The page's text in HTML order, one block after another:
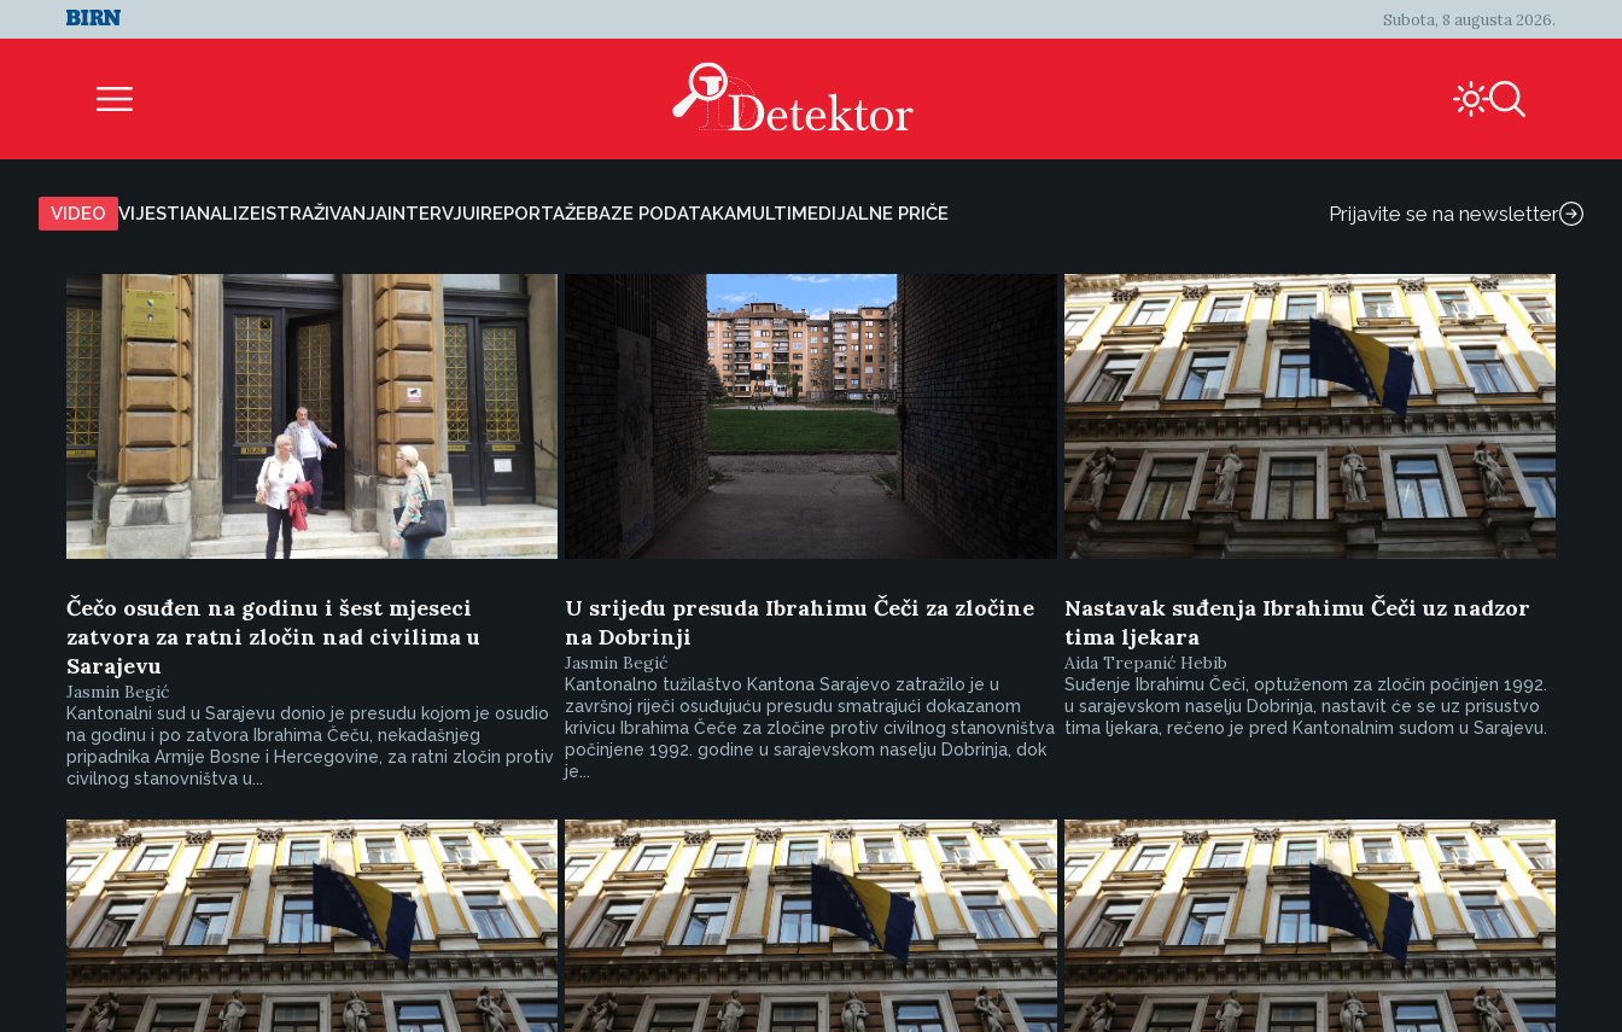
Subota, 8 augusta 2026.
VIDEO VIJESTIANALIZEISTRAŽIVANJAINTERVJUIREPORTAŽEBAZE PODATAKAMULTIMEDIJALNE PRIČE Prijavite se na newsletter
Čečo osuđen na godinu i šest mjeseci
zatvora za ratni zločin nad civilima u
Sarajevu
Jasmin Begić
Kantonalni sud u Sarajevu donio je presudu kojom je osudio
na godinu i po zatvora Ibrahima Čeču, nekadašnjeg
pripadnika Armije Bosne i Hercegovine, za ratni zločin protiv
civilnog stanovništva u...
U srijedu presuda Ibrahimu Čeči za zločine
na Dobrinji
Jasmin Begić
Kantonalno tužilaštvo Kantona Sarajevo zatražilo je u
završnoj riječi osuđujuću presudu smatrajući dokazanom
krivicu Ibrahima Čeče za zločine protiv civilnog stanovništva
počinjene 1992. godine u sarajevskom naselju Dobrinja, dok
je...
Nastavak suđenja Ibrahimu Čeči uz nadzor
tima ljekara
Aida Trepanić Hebib
Suđenje Ibrahimu Čeči, optuženom za zločin počinjen 1992.
u sarajevskom naselju Dobrinja, nastavit će se uz prisustvo
tima ljekara, rečeno je pred Kantonalnim sudom u Sarajevu.